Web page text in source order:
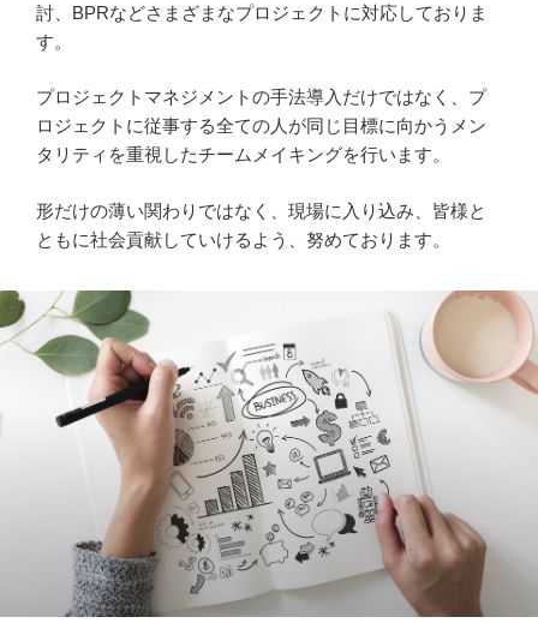
討、BPRなどさまざまなプロジェクトに対応しておりま
す。
プロジェクトマネジメントの手法導入だけではなく、プ
ロジェクトに従事する全ての人が同じ目標に向かうメン
タリティを重視したチームメイキングを行います。
形だけの薄い関わりではなく、現場に入り込み、皆様と
ともに社会貢献していけるよう、努めております。